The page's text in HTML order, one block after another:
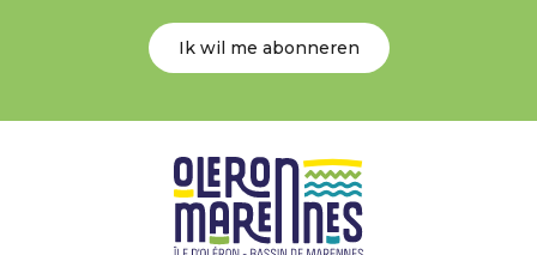
Ik wil me abonneren